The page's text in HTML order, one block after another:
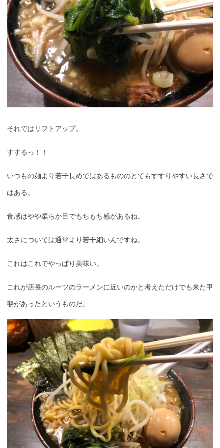
それではリフトアップ。
すするっ！！
いつもの麺より若干長めではあるもののとてもすすりやすい長さで
はある。
食感はやや柔らか目でもちもち感があるね。
太さについては通常より若干細いんですね。
これはこれでやっぱり美味い。
これが店長のルーツのラーメンに近いのかと考えただけでも来た甲
斐があったというものだ。